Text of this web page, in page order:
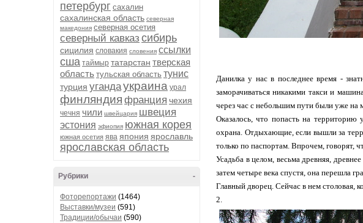
петербург сахалин
сахалинская область северная
македония северная осетия
северный кавказ сибирь
сицилия словакия словения ссылки
сша таймыр татарстан тверская
область тульская область тунис
турция угандаукраина урал
финляндия франция чехия
чечня чили швейцария швеция
эстония эфиопия южная корея
южная осетия ява япония ярославль
ярославская область
-
Рубрики
Фоторепортажи (1464)
Выставки/музеи (591)
Традиции/обычаи (590)
Данилка у нас в последнее время -
заморачиваться никакими такси и
через час с небольшим пути были уже на
Оказалось, что попасть на
охрана. Отдыхающие, если вышли за
только по паспортам. Впрочем, говорят,
Усадьба в целом, весьма древняя,
затем четыре века спустя, она перешла
Главный дворец. Сейчас в нем столовая,
2.